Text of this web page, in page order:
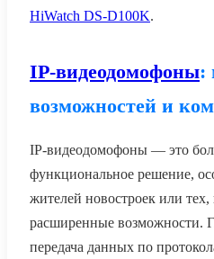
HiWatch DS-D100K.
IP-видеодомофоны:
возможностей и
IP-видеодомофоны — это
функциональное решение,
жителей новостроек или тех,
расширенные возможности.
передача данных по